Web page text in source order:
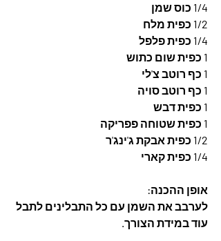
1/4 כוס שמן
1/2 כפית מלח
1/4 כפית פלפל
1 כפית שום כתוש
1 כף רוטב צ'לי
1 כף רוטב סויה
1 כפית דבש
1 כפית שטוחה פפריקה
1/2 כפית אבקת ג'ינג'ר
1/4 כפית קארי
אופן ההכנה:
לערבב את השמן עם כל התבלינים לתבל
עוד במידת הצורך.